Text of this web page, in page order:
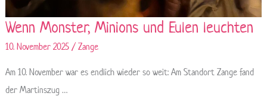
Wenn Monster, Minions und Eulen leuchten
10. November 2025/Zange
Am 10. November war es endlich wieder so weit: Am Standort Zange fand
der Martinszug …